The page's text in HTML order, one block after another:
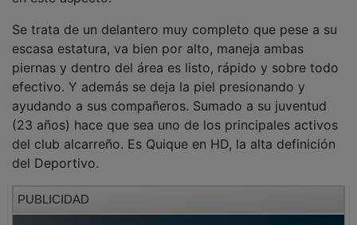
Se trata de un delantero muy completo que pese a su
escasa estatura, va bien por alto, maneja ambas
piernas y dentro del área es listo, rápido y sobre todo
efectivo. Y además se deja la piel presionando y
ayudando a sus compañeros. Sumado a su juventud
(23 años) hace que sea uno de los principales activos
del club alcarreño. Es Quique en HD, la alta definición
del Deportivo.
PUBLICIDAD